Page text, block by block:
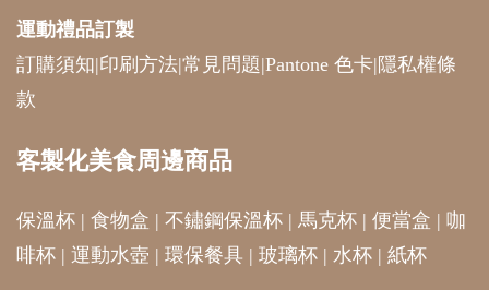
運動禮品訂製
訂購須知|印刷方法|常見問題|Pantone 色卡| 隱私權條
款
客製化美食周邊商品
保溫杯 | 食物盒 | 不鏽鋼保溫杯 | 馬克杯 | 便當盒 | 咖
啡杯 | 運動水壺 | 環保餐具 | 玻璃杯 | 水杯 | 紙杯